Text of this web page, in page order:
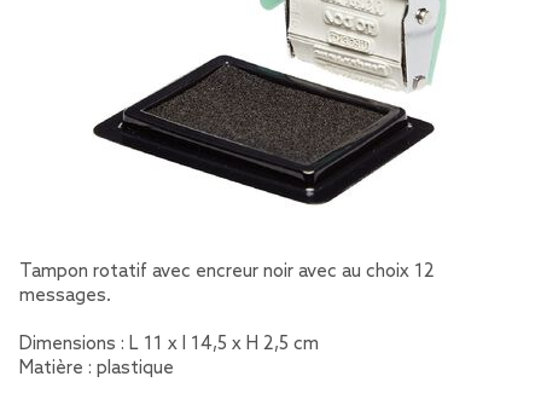
Tampon rotatif avec encreur noir avec au choix 12
messages.
Dimensions : L 11 x l 14,5 x H 2,5 cm
Matière : plastique